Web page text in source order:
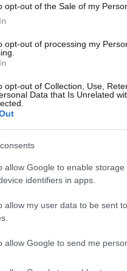
opt-out of the Sale of my
opt-out of processing my
opt-out of Collection, Use,
Data that Is Unrelated
allow Google to enable
identifiers in apps.
allow my user data to be sent
allow Google to send me
Ζελένσκι
λεγεώνας»
Ρωσία.
στις πρεσβείες
το «πράσινο φως»
και η υπουργός
ενόπλων
ότι είναι